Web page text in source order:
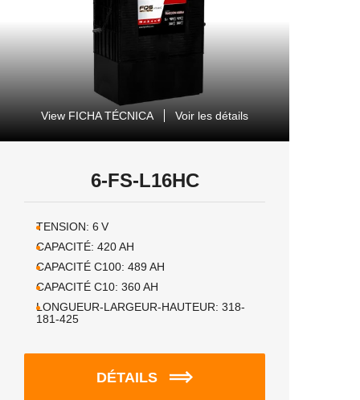
View FICHA TÉCNICA Voir les détails
6-FS-L16HC
TENSION: 6 V
CAPACITÉ: 420AH
CAPACITÉ C100: 489 AH
CAPACITÉ C10: 360AH
LONGUEUR-LARGEUR-HAUTEUR: 318-
181-425
DÉTAILS